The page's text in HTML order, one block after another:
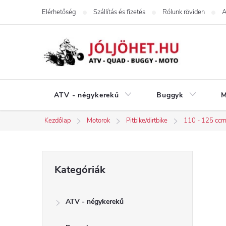
Elérhetőség Szállítás és fizetés Rólunk röviden
ATV - négykerekű Buggyk
Kezdőlap Motorok Pitbike/dirtbike 110 - 125 ccm
O
átugrása
Kategóriák
ATV - négykerekű